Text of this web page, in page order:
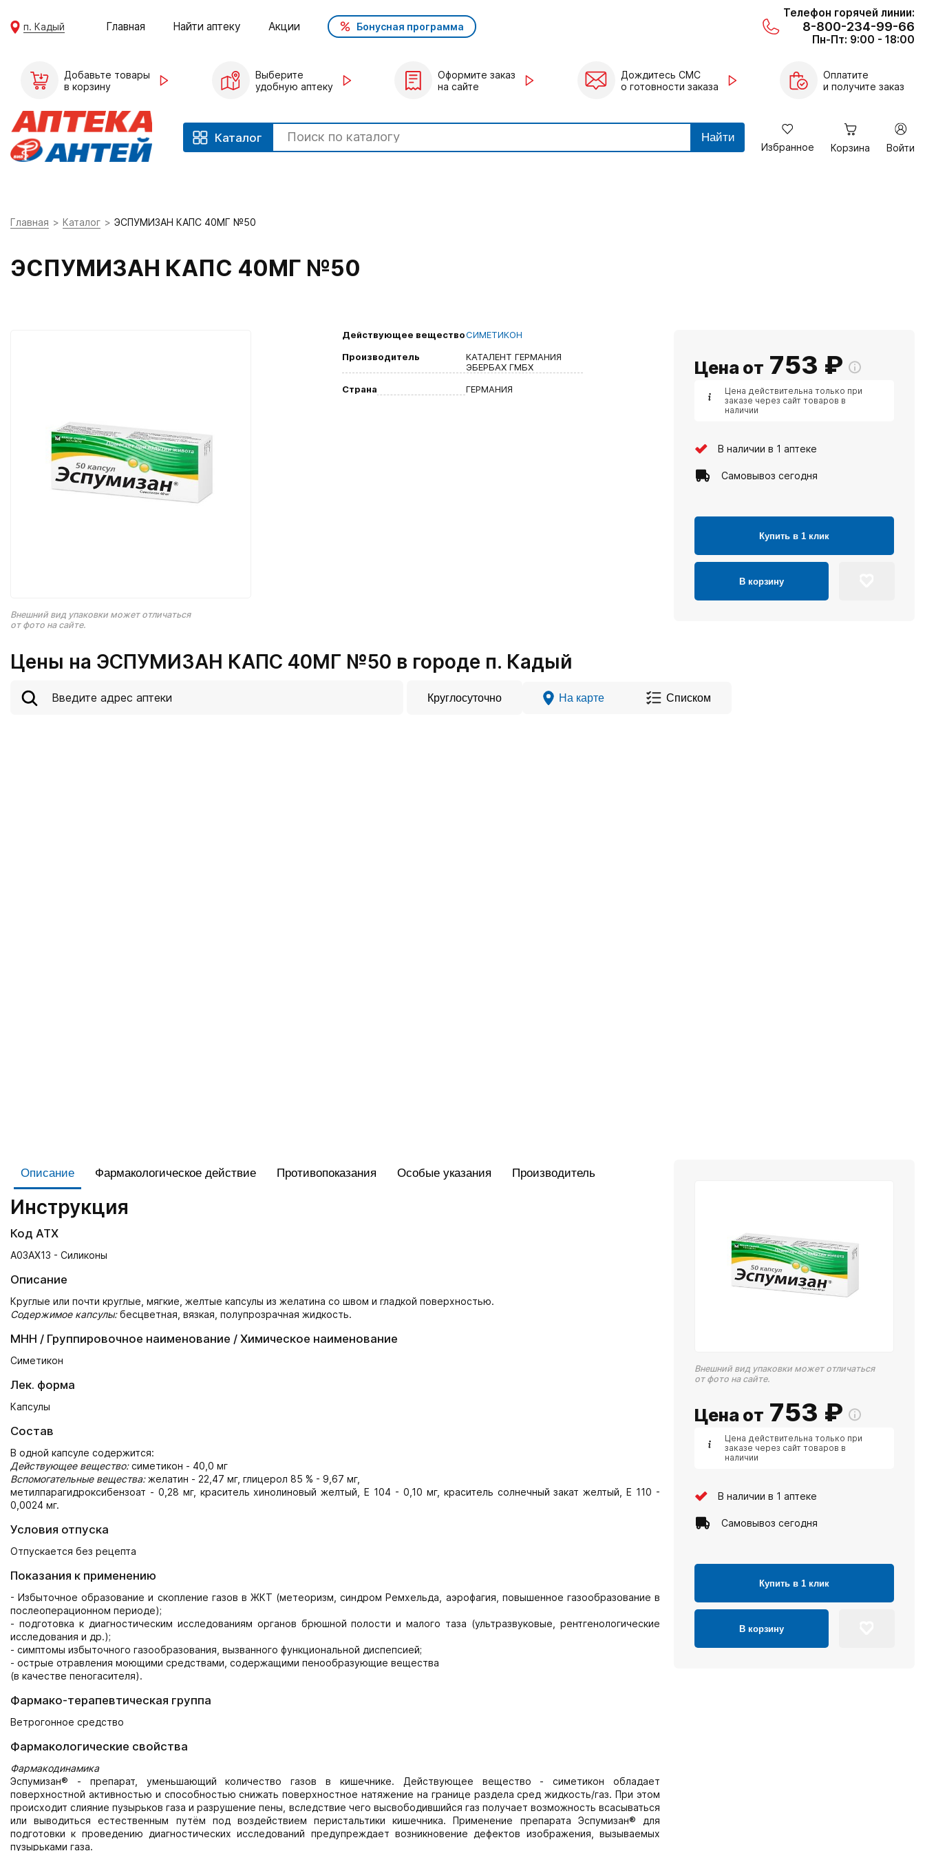
п. Кадый Главная Найти аптеку Акции Бонусная программа
Телефон горячей линии:
8-800-234-99-66
Пн-Пт: 9:00 - 18:00
Добавьте товары
в корзину
Выберите
удобную аптеку
Оформите заказ
на сайте
Дождитесь СМС
о готовности заказа
Оплатите
и получите заказ
Каталог Найти
Избранное Корзина Войти
Главная Каталог ЭСПУМИЗАН КАПС 40МГ №50
ЭСПУМИЗАН КАПС 40МГ №50
Внешний вид упаковки может отличаться
от фото на сайте.
Действующее веществоСИМЕТИКОН
Производитель
КАТАЛЕНТ ГЕРМАНИЯ
ЭБЕРБАХ ГМБХ
Страна
ГЕРМАНИЯ
Цена от 753 ₽
Цена действительна только при
заказе через сайт товаров в
наличии
В наличии в 1 аптеке
Самовывоз сегодня
Купить в 1 клик
В корзину
Цены на ЭСПУМИЗАН КАПС 40МГ №50 в городе п. Кадый
Круглосуточно На карте Списком
Описание Фармакологическое действие Противопоказания Особые указания Производитель
Инструкция
Код АТХ
A03AX13 - Силиконы
Описание
Круглые или почти круглые, мягкие, желтые капсулы из желатина со швом и гладкой поверхностью.
Содержимое капсулы:бесцветная, вязкая, полупрозрачная жидкость.
МНН / Группировочное наименование / Химическое наименование
Симетикон
Лек. форма
Капсулы
Состав
В одной капсуле содержится:
Действующее вещество:симетикон - 40,0 мг
Вспомогательные вещества:желатин - 22,47 мг, глицерол 85 % - 9,67 мг,
метилпарагидроксибензоат - 0,28 мг, краситель хинолиновый желтый, Е 104 - 0,10 мг, краситель солнечный закат желтый, Е 110 -
0,0024 мг.
Условия отпуска
Отпускается без рецепта
Показания к применению
- Избыточное образование и скопление газов в ЖКТ (метеоризм, синдром Ремхельда, аэрофагия, повышенное газообразование в
послеоперационном периоде);
- подготовка к диагностическим исследованиям органов брюшной полости и малого таза (ультразвуковые, рентгенологические
исследования и др.);
- симптомы избыточного газообразования, вызванного функциональной диспепсией;
- острые отравления моющими средствами, содержащими пенообразующие вещества
(в качестве пеногасителя).
Фармако-терапевтическая группа
Ветрогонное средство
Фармакологические свойства
Фармакодинамика
Эспумизан® - препарат, уменьшающий количество газов в кишечнике. Действующее вещество - симетикон обладает
поверхностной активностью и способностью снижать поверхностное натяжение на границе раздела сред жидкость/газ. При этом
происходит слияние пузырьков газа и разрушение пены, вследствие чего высвободившийся газ получает возможность всасываться
или выводиться естественным путём под воздействием перистальтики кишечника. Применение препарата Эспумизан® для
подготовки к проведению диагностических исследований предупреждает возникновение дефектов изображения, вызываемых
пузырьками газа.
Внешний вид упаковки может отличаться
от фото на сайте.
Цена от 753 ₽
Цена действительна только при
заказе через сайт товаров в
наличии
В наличии в 1 аптеке
Самовывоз сегодня
Купить в 1 клик
В корзину